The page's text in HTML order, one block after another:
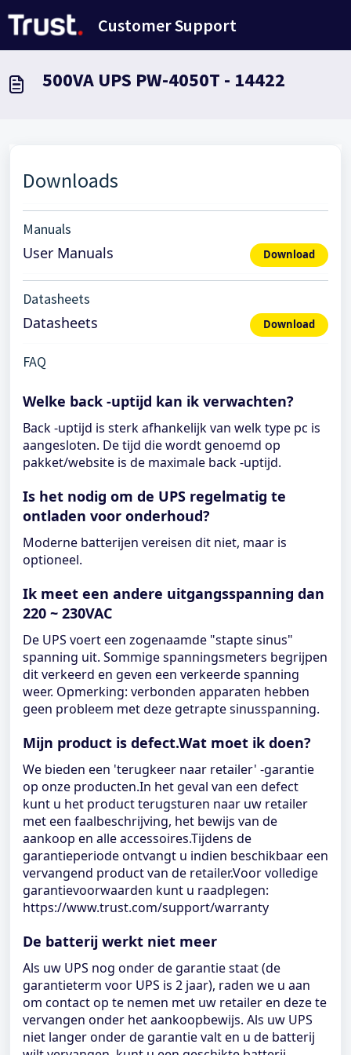
Customer Support
500VA UPS PW-4050T - 14422
Downloads
Manuals
User Manuals Download
Datasheets
Datasheets Download
FAQ
Welke back -uptijd kan ik verwachten?
Back -uptijd is sterk afhankelijk van welk type pc is
aangesloten. De tijd die wordt genoemd op
pakket/website is de maximale back -uptijd.
Is het nodig om de UPS regelmatig te
ontladen voor onderhoud?
Moderne batterijen vereisen dit niet, maar is
optioneel.
Ik meet een andere uitgangsspanning dan
220 ~ 230VAC
De UPS voert een zogenaamde "stapte sinus"
spanning uit. Sommige spanningsmeters begrijpen
dit verkeerd en geven een verkeerde spanning
weer. Opmerking: verbonden apparaten hebben
geen probleem met deze getrapte sinusspanning.
Mijn product is defect.Wat moet ik doen?
We bieden een 'terugkeer naar retailer' -garantie
op onze producten.In het geval van een defect
kunt u het product terugsturen naar uw retailer
met een faalbeschrijving, het bewijs van de
aankoop en alle accessoires.Tijdens de
garantieperiode ontvangt u indien beschikbaar een
vervangend product van de retailer.Voor volledige
garantievoorwaarden kunt u raadplegen:
https://www.trust.com/support/warranty
De batterij werkt niet meer
Als uw UPS nog onder de garantie staat (de
garantieterm voor UPS is 2 jaar), raden we u aan
om contact op te nemen met uw retailer en deze te
vervangen onder het aankoopbewijs. Als uw UPS
niet langer onder de garantie valt en u de batterij